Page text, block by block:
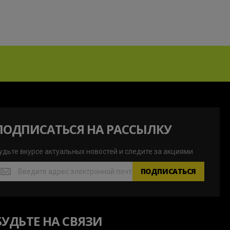
НА РАССЫЛКУ
вкурсе актуальных новостей и следите за акциями
ПОДПИСАТЬСЯ
НА СВЯЗИ